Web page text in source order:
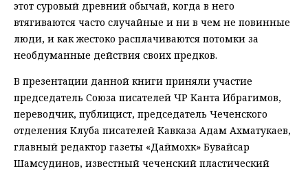
этот суровый древний обычай, когда в него
втягиваются часто случайные и ни в чем не повинные
люди, и как жестоко расплачиваются потомки за
необдуманные действия своих предков.
В презентации данной книги приняли участие
председатель Союза писателей ЧР Канта Ибрагимов,
переводчик, публицист, председатель Чеченского
отделения Клуба писателей Кавказа Адам Ахматукаев,
главный редактор газеты «Даймохк» Бувайсар
Шамсудинов, известный чеченский пластический